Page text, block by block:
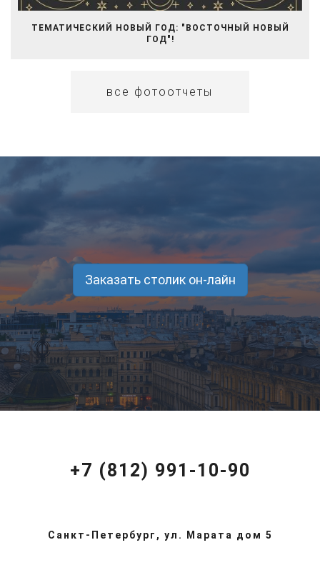
ТЕМАТИЧЕСКИЙ НОВЫЙ ГОД: "ВОСТОЧНЫЙ НОВЫЙ
ГОД"!
все фотоотчеты
Заказать столик он-лайн
+7 (812) 991-10-90
Санкт-Петербург, ул. Марата дом 5